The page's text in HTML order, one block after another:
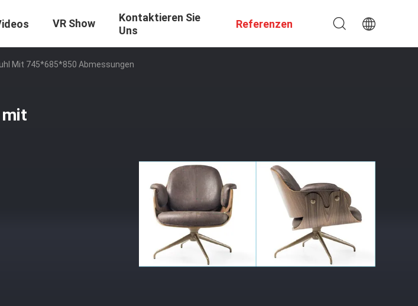
VR Show
Kontaktieren Sie
Uns
Referenzen
Mit 745*685*850 Abmessungen
mit